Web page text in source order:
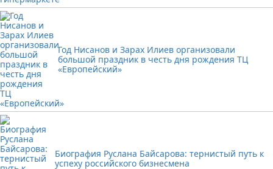
Год Нисанов и Зарах Илиев организовали
большой праздник в честь дня рождения ТЦ
«Европейский»
Биография Руслана Байсарова: тернистый путь к
успеху российского бизнесмена